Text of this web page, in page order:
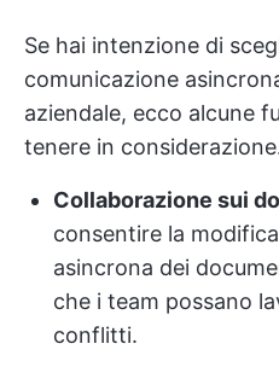
Se hai intenzione di
comunicazione
aziendale, ecco alcune
tenere in
Collaborazione sui
consentire la
asincrona dei
che i team possano
conflitti.